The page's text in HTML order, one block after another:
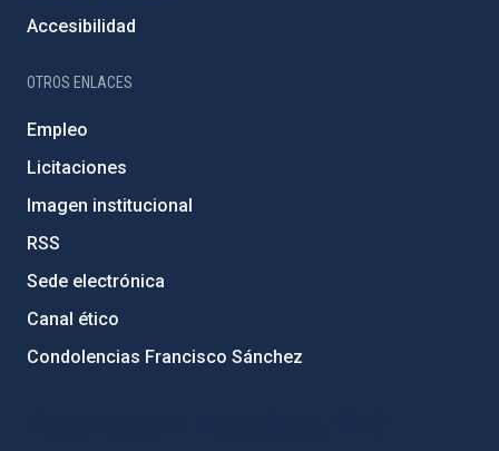
Accesibilidad
OTROS ENLACES
Empleo
Licitaciones
Imagen institucional
RSS
Sede electrónica
Canal ético
Condolencias Francisco Sánchez